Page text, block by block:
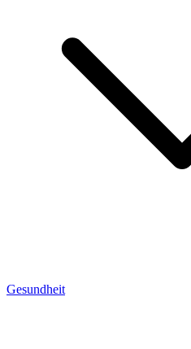
Gesundheit